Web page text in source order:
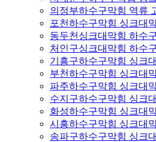
의정부하수구막힘 역류
포천하수구막힘 싱크대
동두천싱크대막힘 하수
처인구싱크대막힘 하수
기흥구하수구막힘 싱크
부천하수구막힘 싱크대
파주하수구막힘 싱크대
수지구하수구막힘 싱크
화성하수구막힘 싱크대
시흥하수구막힘 싱크대
송파구하수구막힘 싱크